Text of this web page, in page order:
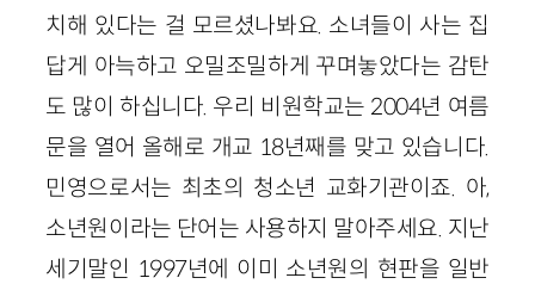
치해 있다는 걸 모르셨나봐요. 소녀들이 사는 집
답게 아늑하고 오밀조밀하게 꾸며놓았다는 감탄
도 많이 하십니다. 우리 비원학교는 2004년 여름
문을 열어 올해로 개교 18년째를 맞고 있습니다.
민영으로서는 최초의 청소년 교화기관이죠. 아,
소년원이라는 단어는 사용하지 말아주세요. 지난
세기말인 1997년에 이미 소년원의 현판을 일반